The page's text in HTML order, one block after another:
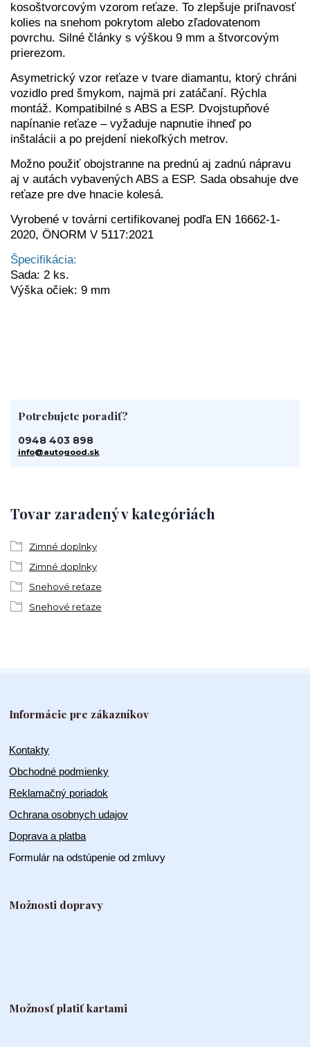
kosoštvorcovým vzorom reťaze. To zlepšuje priľnavosť
kolies na snehom pokrytom alebo zľadovatenom
povrchu. Silné články s výškou 9 mm a štvorcovým
prierezom.
Asymetrický vzor reťaze v tvare diamantu, ktorý chráni
vozidlo pred šmykom, najmä pri zatáčaní. Rýchla
montáž. Kompatibilné s ABS a ESP. Dvojstupňové
napínanie reťaze – vyžaduje napnutie ihneď po
inštalácii a po prejdení niekoľkých metrov.
Možno použiť obojstranne na prednú aj zadnú nápravu
aj v autách vybavených ABS a ESP. Sada obsahuje dve
reťaze pre dve hnacie kolesá.
Vyrobené v továrni certifikovanej podľa EN 16662-1-
2020, ÖNORM V 5117:2021
Špecifikácia:
Sada: 2 ks.
Výška očiek: 9 mm
Tovar zaradený v kategóriách
Zimné doplnky
Zimné doplnky
Snehové reťaze
Snehové reťaze
Potrebujete poradiť?
0948 403 898
info@autogood.sk
Informácie pre zákazníkov
Kontakty
Obchodné podmienky
Reklamačný poriadok
Ochrana osobnych udajov
Doprava a platba
Formulár na odstúpenie od zmluvy
Možnosti dopravy
Možnosť platiť kartami